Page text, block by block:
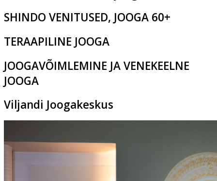
SHINDO VENITUSED, JOOGA 60+
TERAAPILINE JOOGA
JOOGAVÕIMLEMINE JA VENEKEELNE
JOOGA
Viljandi Joogakeskus
Oled oodatud!